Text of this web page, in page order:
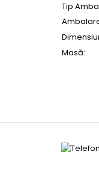
Tip
Masă: